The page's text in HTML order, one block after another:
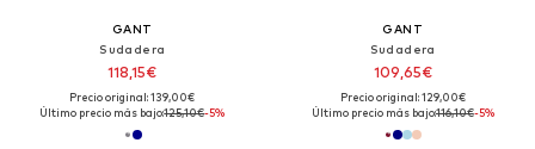
GANT
Sudadera
118,15€
Precio original: 139,00€
Último precio más bajo:125,10€-5%
GANT
Sudadera
109,65€
Precio original: 129,00€
Último precio más bajo:116,10€-5%